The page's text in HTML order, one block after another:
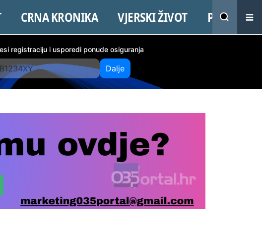
CRNA KRONIKA VJERSKI ŽIVOT PROMO
registraciju i usporedi ponude osiguranja
Dalje